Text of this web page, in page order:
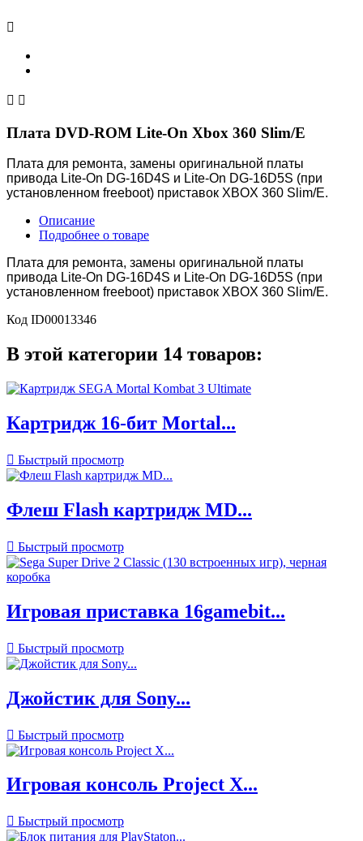

 
Плата DVD-ROM Lite-On Xbox 360 Slim/E
Плата для ремонта, замены оригинальной платы
привода Lite-On DG-16D4S и Lite-On DG-16D5S (при
установленном freeboot) приставок XBOX 360 Slim/E.
Описание
Подробнее о товаре
Плата для ремонта, замены оригинальной платы
привода Lite-On DG-16D4S и Lite-On DG-16D5S (при
установленном freeboot) приставок XBOX 360 Slim/E.
Код ID00013346
В этой категории 14 товаров:
Картридж 16-бит Mortal...
 Быстрый просмотр
Флеш Flash картридж MD...
 Быстрый просмотр
Игровая приставка 16gamebit...
 Быстрый просмотр
Джойстик для Sony...
 Быстрый просмотр
Игровая консоль Project X...
 Быстрый просмотр